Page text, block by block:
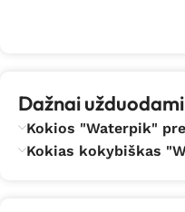
Dažnai
Kokios "Waterpik"
Kokias kokybiškas